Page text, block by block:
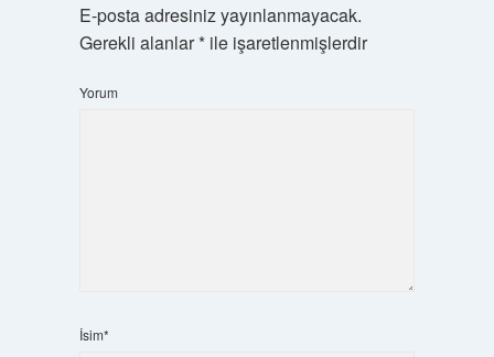
E-posta adresiniz yayınlanmayacak.
Gerekli alanlar*ile işaretlenmişlerdir
Yorum
İsim*